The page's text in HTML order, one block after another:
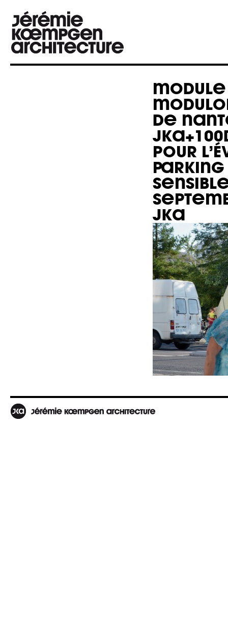
DE
POUR
PARKING
JKA